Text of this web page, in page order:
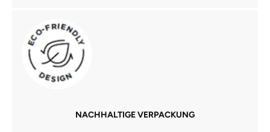
NACHHALTIGE VERPACKUNG